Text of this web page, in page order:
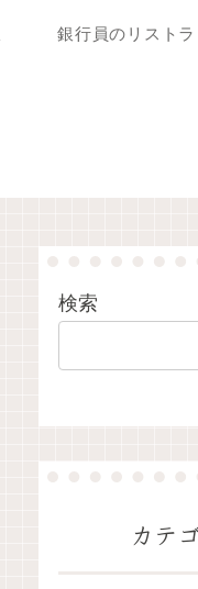
銀行員のリストラ
検索
カテ